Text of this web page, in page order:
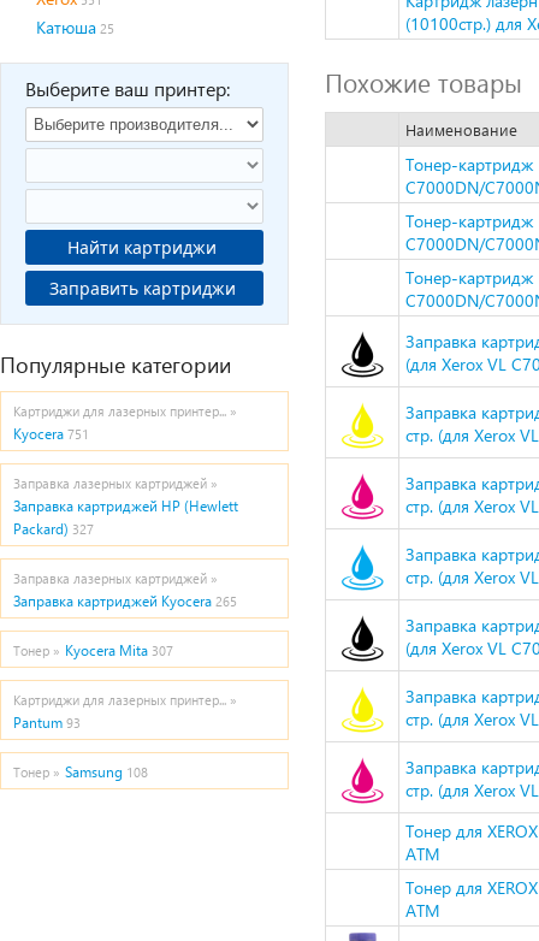
Катюша 25
Выберите ваш принтер:
Найти картриджи
Заправить картриджи
Популярные категории
Картриджи для лазерных принтер... »
Kyocera 751
Заправка лазерных картриджей »
Заправка картриджей HP (Hewlett
Packard) 327
Заправка лазерных картриджей »
Заправка картриджей Kyocera 265
Тонер » Kyocera Mita 307
Картриджи для лазерных принтер... »
Pantum 93
Тонер » Samsung 108
(10100стр.) для
Похожие товары
Наименование
Тонер-картридж
C7000DN/
Тонер-картридж
C7000DN/
Тонер-картридж
C7000DN/
Заправка
(для Xerox VL
Заправка
стр. (для Xerox
Заправка
стр. (для Xerox
Заправка
стр. (для Xerox
Заправка
(для Xerox VL
Заправка
стр. (для Xerox
Заправка
стр. (для Xerox
Тонер для
ATM
Тонер для
ATM